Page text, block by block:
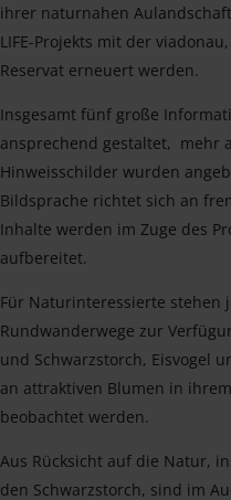
ihrer naturnahen
LIFE-Projekts mit der
Reservat erneuert werden.
Insgesamt fünf große
ansprechend gestaltet, mehr
Hinweisschilder wurden
Bildsprache richtet sich an
Inhalte werden im Zuge des
aufbereitet.
Für Naturinteressierte stehen
Rundwanderwege zur
und Schwarzstorch, Eisvogel
an attraktiven Blumen in
beobachtet werden.
Aus Rücksicht auf die Natur,
den Schwarzstorch, sind im